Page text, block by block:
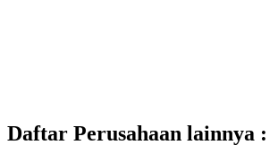
Daftar Perusahaan lainnya :